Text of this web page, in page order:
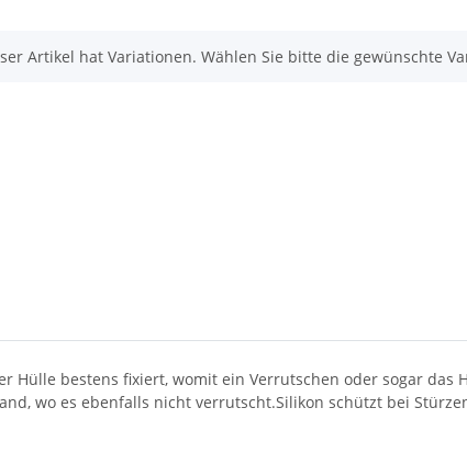
Artikel hat Variationen. Wählen Sie bitte die gewünschte
bestens fixiert, womit ein Verrutschen oder sogar das
wo es ebenfalls nicht verrutscht.Silikon schützt bei